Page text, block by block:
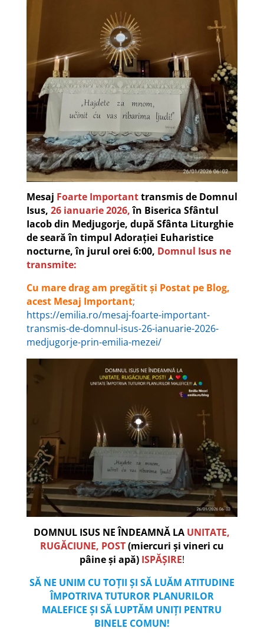
Mesaj Foarte Importanttransmis de Domnul
Isus, 26 ianuarie 2026,în Biserica Sfântul
Iacob din Medjugorje, după Sfânta Liturghie
de seară în timpul Adorației Euharistice
nocturne, în jurul orei 6:00, Domnul Isus ne
transmite:
Cu mare drag am pregătit și Postat pe Blog,
acest Mesaj Important;
https://emilia.ro/mesaj-foarte-important-
transmis-de-domnul-isus-26-ianuarie-2026-
medjugorje-prin-emilia-mezei/
DOMNUL ISUS NE ÎNDEAMNĂ LA UNITATE,
RUGĂCIUNE, POST(miercuri și vineri cu
pâine și apă) ISPĂȘIRE!
SĂ NE UNIM CU TOȚII ȘI SĂ LUĂM ATITUDINE
ÎMPOTRIVA TUTUROR PLANURILOR
MALEFICE ȘI SĂ LUPTĂM UNIȚI PENTRU
BINELE COMUN!